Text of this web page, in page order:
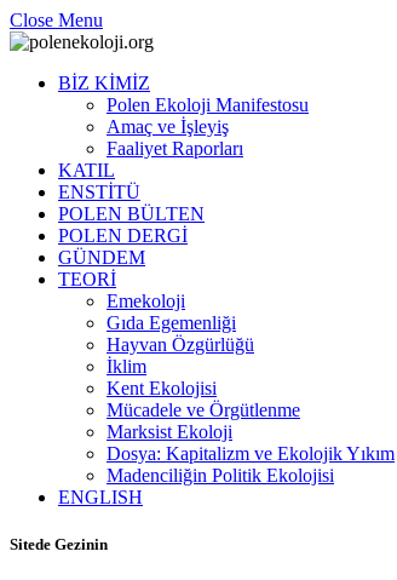
Close Menu
BİZ KİMİZ
Polen Ekoloji Manifestosu
Amaç ve İşleyiş
Faaliyet Raporları
KATIL
ENSTİTÜ
POLEN BÜLTEN
POLEN DERGİ
GÜNDEM
TEORİ
Emekoloji
Gıda Egemenliği
Hayvan Özgürlüğü
İklim
Kent Ekolojisi
Mücadele ve Örgütlenme
Marksist Ekoloji
Dosya: Kapitalizm ve Ekolojik Yıkım
Madenciliğin Politik Ekolojisi
ENGLISH
Sitede Gezinin